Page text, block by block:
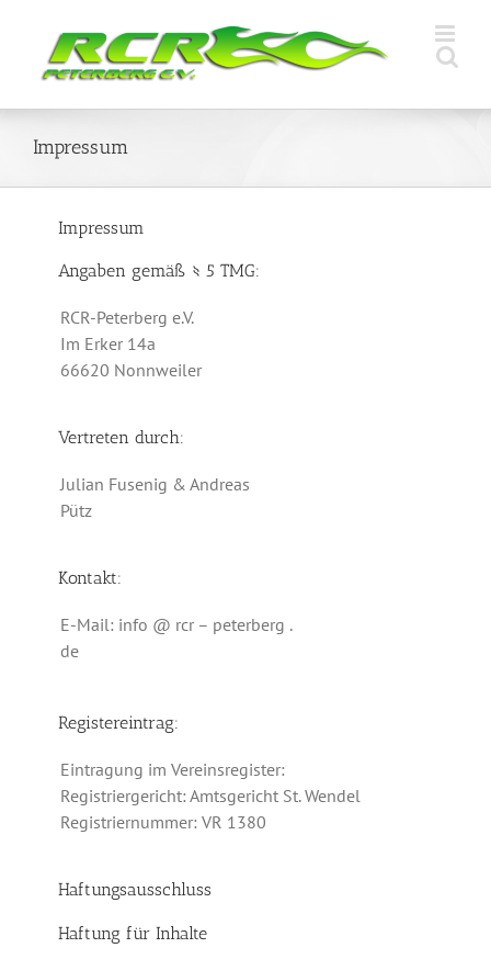
springen
Impressum
Impressum
Angaben gemäß § 5 TMG:
RCR-Peterberg e.V.
Im Erker 14a
66620 Nonnweiler
Vertreten durch:
Julian Fusenig & Andreas
Pütz
Kontakt:
E-Mail: info @ rcr – peterberg .
de
Registereintrag:
Eintragung im Vereinsregister:
Registriergericht: Amtsgericht St. Wendel
Registriernummer: VR 1380
Haftungsausschluss
Haftung für Inhalte